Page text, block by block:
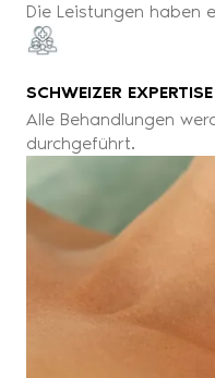
Die Leistungen haben
SCHWEIZER EXPERTISE
Alle Behandlungen
durchgeführt.